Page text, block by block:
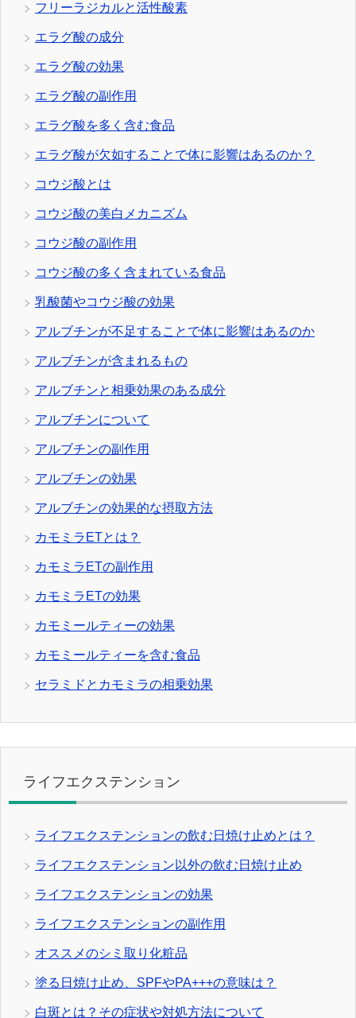
フリーラジカルと活性酸素
エラグ酸の成分
エラグ酸の効果
エラグ酸の副作用
エラグ酸を多く含む食品
エラグ酸が欠如することで体に影響はあるのか？
コウジ酸とは
コウジ酸の美白メカニズム
コウジ酸の副作用
コウジ酸の多く含まれている食品
乳酸菌やコウジ酸の効果
アルブチンが不足することで体に影響はあるのか
アルブチンが含まれるもの
アルブチンと相乗効果のある成分
アルブチンについて
アルブチンの副作用
アルブチンの効果
アルブチンの効果的な摂取方法
カモミラETとは？
カモミラETの副作用
カモミラETの効果
カモミールティーの効果
カモミールティーを含む食品
セラミドとカモミラの相乗効果
ライフエクステンション
ライフエクステンションの飲む日焼け止めとは？
ライフエクステンション以外の飲む日焼け止め
ライフエクステンションの効果
ライフエクステンションの副作用
オススメのシミ取り化粧品
塗る日焼け止め、SPFやPA+++の意味は？
白斑とは？その症状や対処方法について